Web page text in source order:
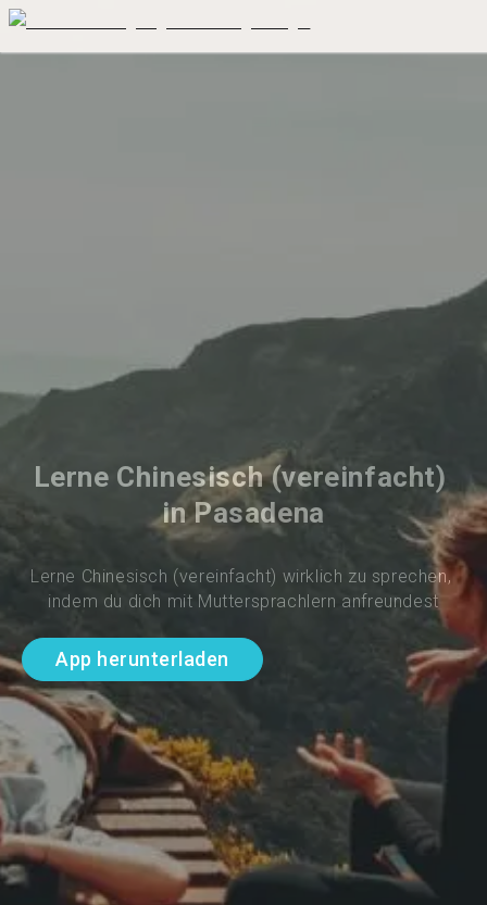
Lerne Chinesisch (vereinfacht)
in Pasadena
Lerne Chinesisch (vereinfacht) wirklich zu sprechen,
indem du dich mit Muttersprachlern anfreundest
App herunterladen